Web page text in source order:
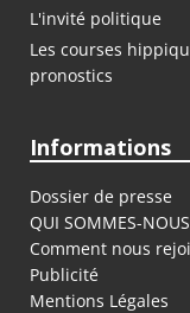
L'invité politique
Les courses
pronostics
Informations
Dossier de presse
QUI SOMMES-
Comment nous
Publicité
Mentions Légales